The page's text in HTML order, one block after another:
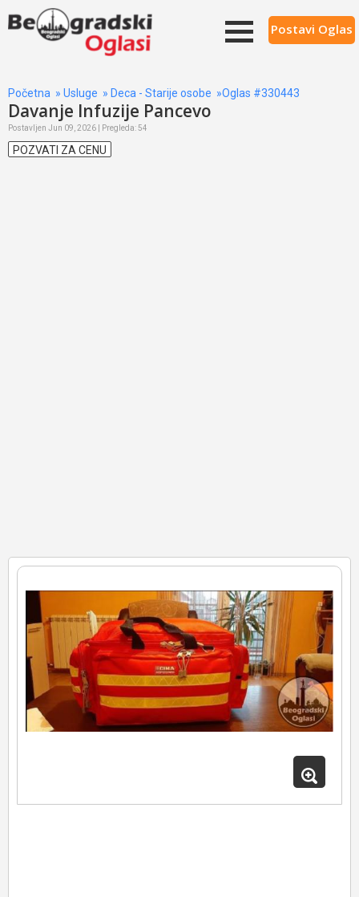
Postavi Oglas
Početna » Usluge » Deca - Starije osobe »Oglas #330443
Davanje Infuzije Pancevo
Postavljen Jun 09, 2026 | Pregleda: 54
POZVATI ZA CENU